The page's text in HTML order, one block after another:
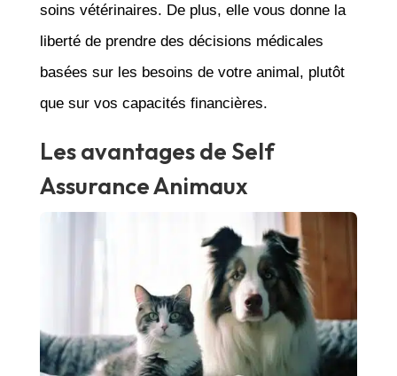
soins vétérinaires. De plus, elle vous donne la
liberté de prendre des décisions médicales
basées sur les besoins de votre animal, plutôt
que sur vos capacités financières.
Les avantages de Self
Assurance Animaux